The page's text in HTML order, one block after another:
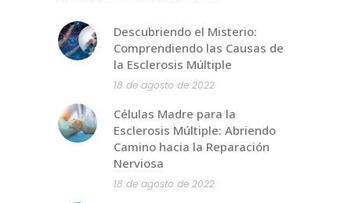
Descubriendo el Misterio:
Comprendiendo las Causas de
la Esclerosis Múltiple
18 de agosto de 2022
Células Madre para la
Esclerosis Múltiple: Abriendo
Camino hacia la Reparación
Nerviosa
18 de agosto de 2022